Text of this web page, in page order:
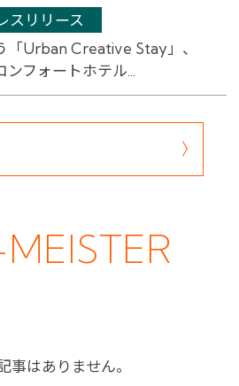
スリリース
「Urban Creative Stay」、
フォートホテル...
事はありません。